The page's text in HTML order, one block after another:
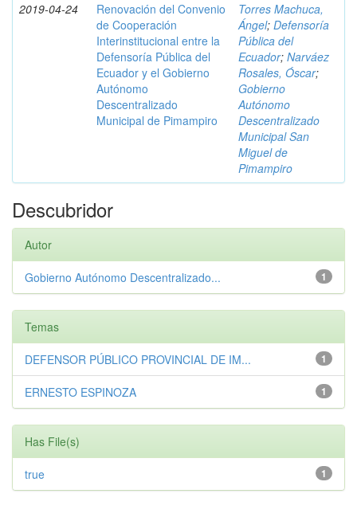
2019-04-24
Renovación del Convenio
de Cooperación
Interinstitucional entre la
Defensoría Pública del
Ecuador y el Gobierno
Autónomo
Descentralizado
Municipal de Pimampiro
Torres Machuca,
Ángel; Defensoría
Pública del
Ecuador; Narváez
Rosales, Óscar;
Gobierno
Autónomo
Descentralizado
Municipal San
Miguel de
Pimampiro
Descubridor
Autor
1
Gobierno Autónomo Descentralizado...
Temas
1
DEFENSOR PÚBLICO PROVINCIAL DE IM...
1
ERNESTO ESPINOZA
Has File(s)
1
true